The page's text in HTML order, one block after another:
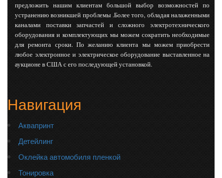
предложить нашим клиентам большой выбор возможностей по
устранению возникшей проблемы .Более того, обладая налаженными
каналами поставки запчастей и сложного электротехнического
оборудования и комплектующих мы можем сократить необходимые
для ремонта сроки. По желанию клиента мы можем приобрести
любое электронное и электрическое оборудование выставленное на
аукционе в США с его последующей установкой.
Навигация
Аквапринт
Детейлинг
Оклейка автомобиля пленкой
Тонировка